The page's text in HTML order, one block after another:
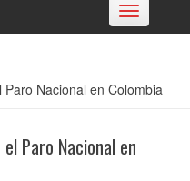
Toggle
navigation
Paro Nacional en Colombia
Paro Nacional en